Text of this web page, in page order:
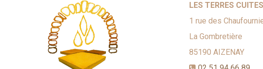
LES TERRES
1 rue des
La Gombretière
85190 AIZENAY